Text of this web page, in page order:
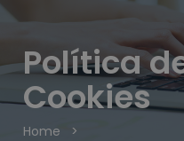
Política
Cookies
Home >